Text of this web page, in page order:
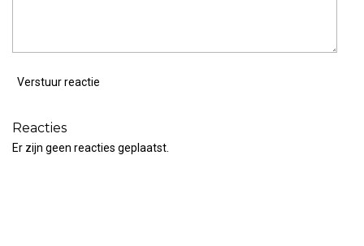
Verstuur reactie
Reacties
Er zijn geen reacties geplaatst.